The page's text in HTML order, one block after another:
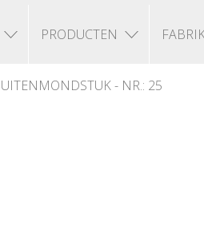
PRODUCTEN
- NR.: 25